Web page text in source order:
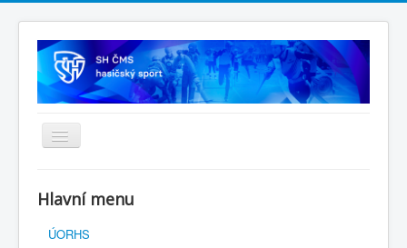
SH ČMS
Hlavní menu
ÚORHS